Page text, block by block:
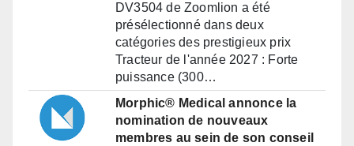
DV3504 de Zoomlion a été
présélectionné dans deux
catégories des prestigieux prix
Tracteur de l'année 2027 : Forte
puissance (300…
Morphic® Medical annonce la
nomination de nouveaux
membres au sein de son conseil